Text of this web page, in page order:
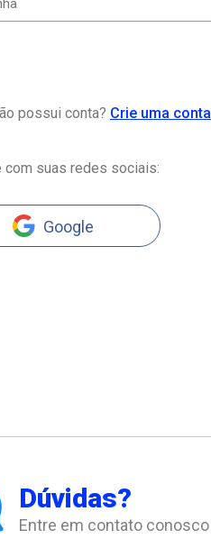
possui conta? Crie uma conta
com suas redes sociais:
Google
Dúvidas?
Entre em contato conosco